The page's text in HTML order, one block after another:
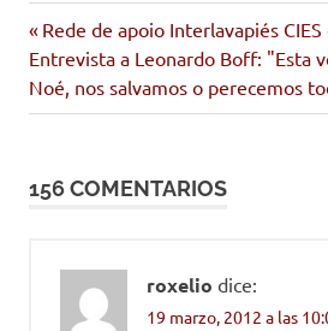
comunidade
movemento
cidadán
Navegación
de
Entrada
anterior:
Rede de apoio Interlavapiés CIES
Siguiente
entrada:
Entrevista a Leonardo Boff: "Esta
Noé, nos salvamos o perecemos
156 COMENTARIOS
roxelio dice:
19 marzo, 2012 a las